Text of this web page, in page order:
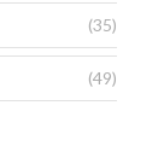
(35)
(49)